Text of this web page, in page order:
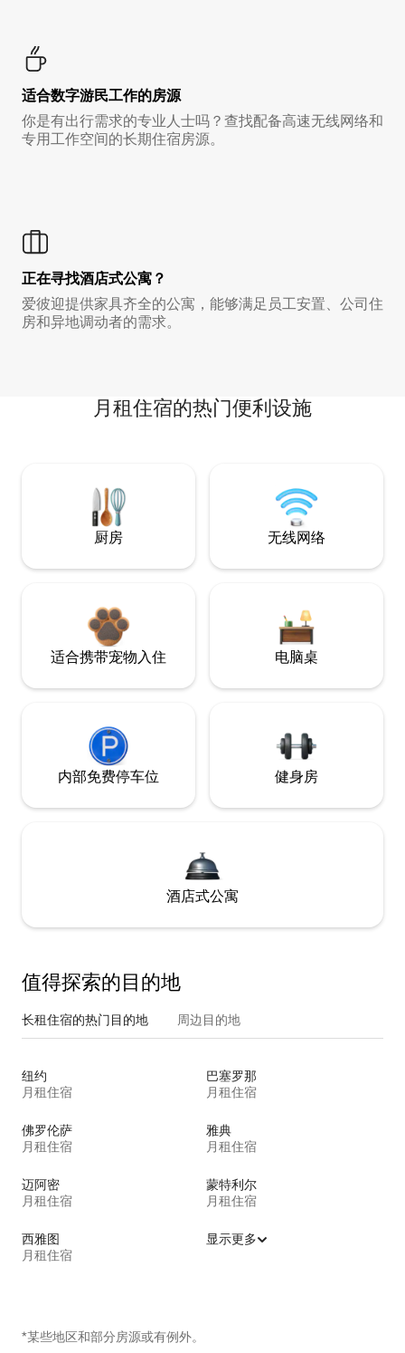
适合数字游民工作的房源
你是有出行需求的专业人士吗？查找配备高速无线网络和
专用工作空间的长期住宿房源。
正在寻找酒店式公寓？
爱彼迎提供家具齐全的公寓，能够满足员工安置、公司住
房和异地调动者的需求。
月租住宿的热门便利设施
厨房 无线网络
适合携带宠物入住 电脑桌
内部免费停车位 健身房
酒店式公寓
值得探索的目的地
长租住宿的热门目的地 周边目的地
纽约
月租住宿
巴塞罗那
月租住宿
佛罗伦萨
月租住宿
雅典
月租住宿
迈阿密
月租住宿
蒙特利尔
月租住宿
西雅图
月租住宿
显示更多
*某些地区和部分房源或有例外。